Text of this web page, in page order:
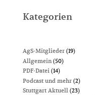
Kategorien
AgS-Mitglieder(19)
Allgemein(50)
PDF-Datei(14)
Podcast und mehr(2)
Stuttgart Aktuell(23)